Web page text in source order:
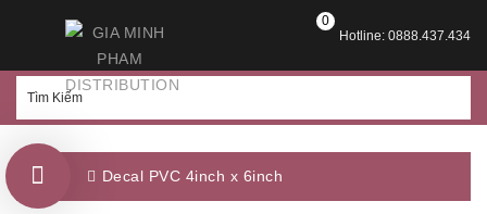
Hotline: 0888.437.434
0
Decal PVC 4inch x 6inch